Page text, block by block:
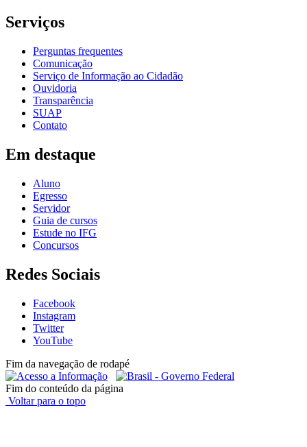
Serviços
Perguntas frequentes
Comunicação
Serviço de Informação ao Cidadão
Ouvidoria
Transparência
SUAP
Contato
Em destaque
Aluno
Egresso
Servidor
Guia de cursos
Estude no IFG
Concursos
Redes Sociais
Facebook
Instagram
Twitter
YouTube
Fim da navegação de rodapé
Fim do conteúdo da página
Voltar para o topo